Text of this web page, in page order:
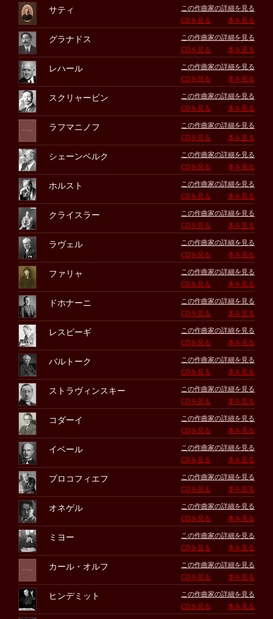
サティ
この作曲家の詳細を見る
CDを見る
本を見る
グラナドス
この作曲家の詳細を見る
CDを見る
本を見る
レハール
この作曲家の詳細を見る
CDを見る
本を見る
スクリャービン
この作曲家の詳細を見る
CDを見る
本を見る
ラフマニノフ
この作曲家の詳細を見る
CDを見る
本を見る
シェーンベルク
この作曲家の詳細を見る
CDを見る
本を見る
ホルスト
この作曲家の詳細を見る
CDを見る
本を見る
クライスラー
この作曲家の詳細を見る
CDを見る
本を見る
ラヴェル
この作曲家の詳細を見る
CDを見る
本を見る
ファリャ
この作曲家の詳細を見る
CDを見る
本を見る
ドホナーニ
この作曲家の詳細を見る
CDを見る
本を見る
レスピーギ
この作曲家の詳細を見る
CDを見る
本を見る
バルトーク
この作曲家の詳細を見る
CDを見る
本を見る
ストラヴィンスキー
この作曲家の詳細を見る
CDを見る
本を見る
コダーイ
この作曲家の詳細を見る
CDを見る
本を見る
イベール
この作曲家の詳細を見る
CDを見る
本を見る
プロコフィエフ
この作曲家の詳細を見る
CDを見る
本を見る
オネゲル
この作曲家の詳細を見る
CDを見る
本を見る
ミヨー
この作曲家の詳細を見る
CDを見る
本を見る
カール・オルフ
この作曲家の詳細を見る
CDを見る
本を見る
ヒンデミット
この作曲家の詳細を見る
CDを見る
本を見る